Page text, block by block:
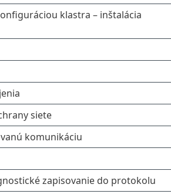
klastra – inštalácia
siete
komunikáciu
zapisovanie do protokolu